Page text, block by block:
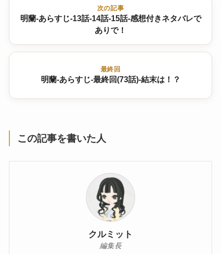
次の記事
明蘭-あらすじ-13話-14話-15話-感想付きネタバレで
ありで！
最終回
明蘭-あらすじ-最終回(73話)-結末は！？
この記事を書いた人
クルミット
編集長